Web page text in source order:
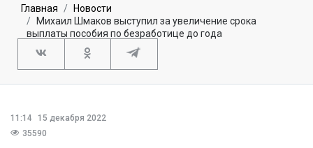
Главная
Новости
Михаил Шмаков выступил за увеличение срока
выплаты пособия по безработице до года
11:14
15 декабря 2022
35590